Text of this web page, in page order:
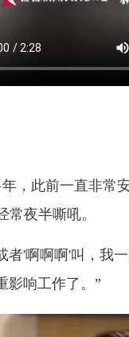
，此前一直非常
夜半嘶吼。
者'啊啊啊'叫，我
影响工作了。”